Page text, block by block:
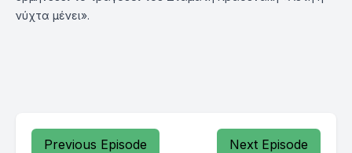
νύχτα μένει».
Previous Episode Next Episode